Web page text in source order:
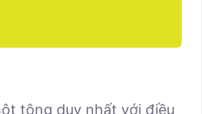
tông duy nhất với điều